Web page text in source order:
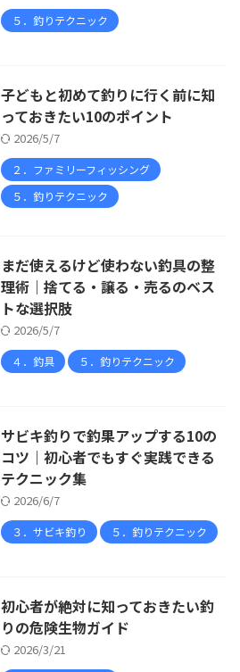
５．釣りテクニック
子どもと初めて釣りに行く前に知
っておきたい10のポイント
2026/5/7
２．ファミリーフィッシング
５．釣りテクニック
まだ使えるけど使わない釣具の整
理術｜捨てる・譲る・売るのベス
トな選択肢
2026/5/7
４．釣具 ５．釣りテクニック
サビキ釣りで釣果アップする10の
コツ｜初心者でもすぐ実践できる
テクニック集
2026/6/7
３．サビキ釣り ５．釣りテクニック
初心者が絶対に知っておきたい釣
りの危険生物ガイド
2026/3/21